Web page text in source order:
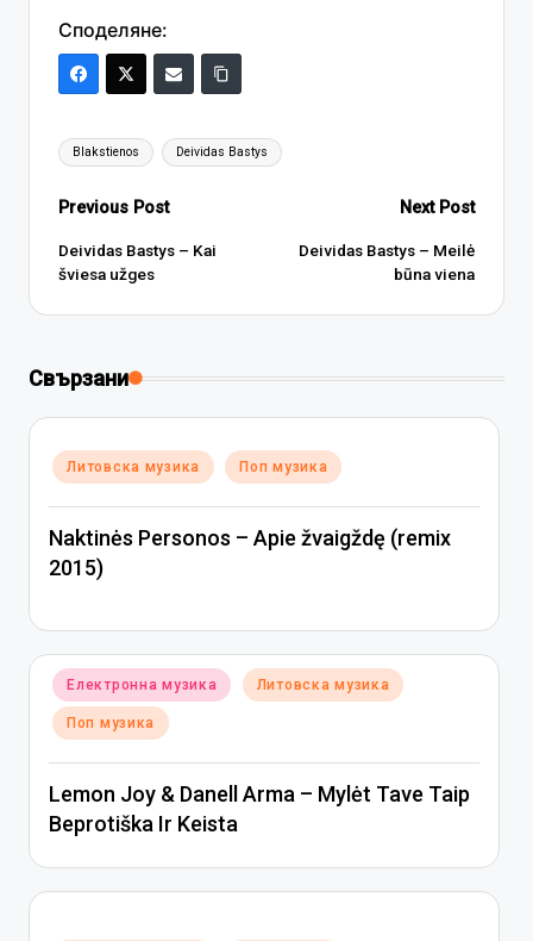
Споделяне:
Tags:
Blakstienos Deividas Bastys
Post
navigation
Previous Post
Deividas Bastys – Kai
šviesa užges
Next Post
Deividas Bastys – Meilė
būna viena
Свързани
Posted
in
Литовска музика Поп музика
Naktinės Personos – Apie žvaigždę (remix
2015)
Posted
in
Електронна музика Литовска музика
Поп музика
Lemon Joy & Danell Arma – Mylėt Tave Taip
Beprotiška Ir Keista